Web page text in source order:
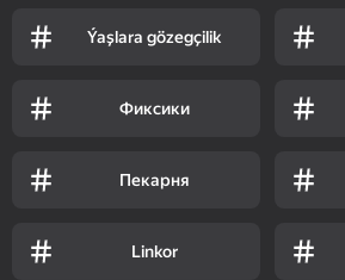
Ýaşlara gözegçilik
Фиксики
Пекарня
Linkor